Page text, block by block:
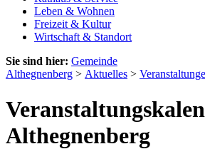
Leben & Wohnen
Freizeit & Kultur
Wirtschaft & Standort
Sie sind hier: Gemeinde
Althegnenberg > Aktuelles >
Althegnenberg